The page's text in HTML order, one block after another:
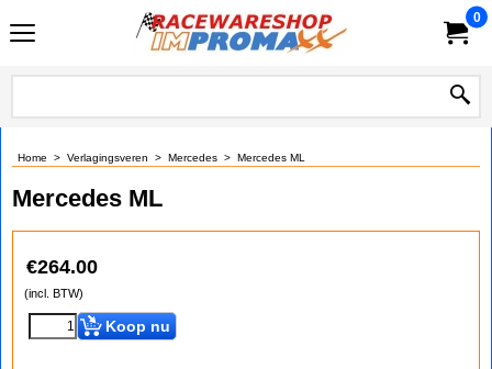
0
Home > Verlagingsveren > Mercedes > Mercedes ML
Mercedes ML
€264.00
(incl. BTW)
Koop nu